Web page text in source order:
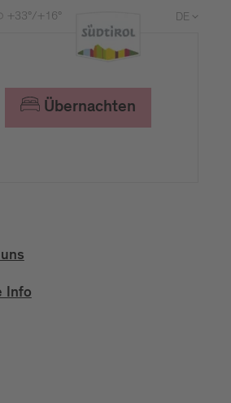
+33°/+16° DE
Übernachten
Info